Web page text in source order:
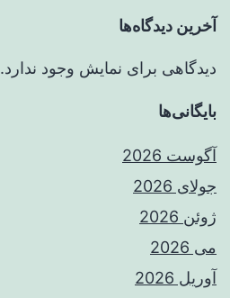
آخرین دیدگاه‌ها
دیدگاهی برای نمایش وجود ندارد.
بایگانی‌ها
آگوست 2026
جولای 2026
ژوئن 2026
می 2026
آوریل 2026